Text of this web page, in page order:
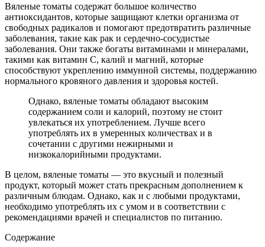
Вяленые томаты содержат большое количество
антиоксидантов, которые защищают клетки организма от
свободных радикалов и помогают предотвратить различные
заболевания, такие как рак и сердечно-сосудистые
заболевания. Они также богаты витаминами и минералами,
такими как витамин C, калий и магний, которые
способствуют укреплению иммунной системы, поддержанию
нормального кровяного давления и здоровья костей.
Однако, вяленые томаты обладают высоким
содержанием соли и калорий, поэтому не стоит
увлекаться их употреблением. Лучше всего
употреблять их в умеренных количествах и в
сочетании с другими нежирными и
низкокалорийными продуктами.
В целом, вяленые томаты — это вкусный и полезный
продукт, который может стать прекрасным дополнением к
различным блюдам. Однако, как и с любыми продуктами,
необходимо употреблять их с умом и в соответствии с
рекомендациями врачей и специалистов по питанию.
Содержание